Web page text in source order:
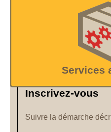
Services
Inscrivez-vous
Suivre la démarche